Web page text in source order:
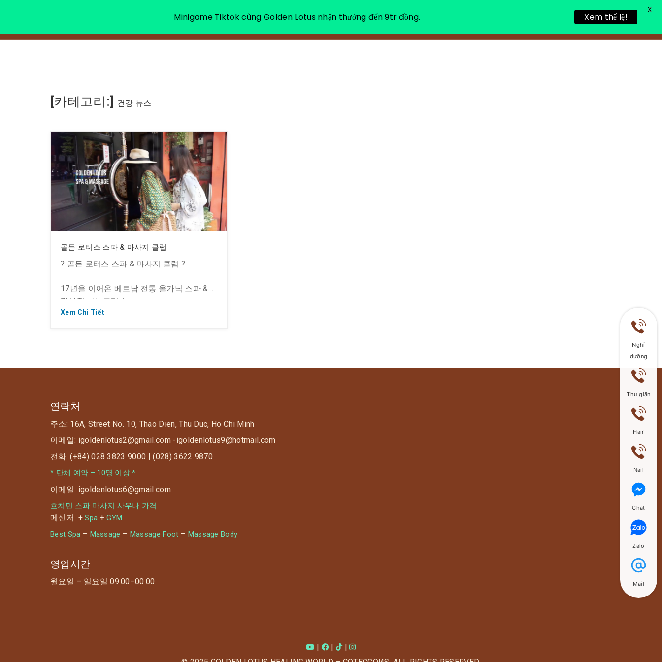
소개
[카테고리:] 건강 뉴스
골든 로터스 스파 & 마사지 클럽
? 골든 로터스 스파 & 마사지 클럽 ?
17년을 이어온 베트남 전통 올가닉 스파 &
마사지 골든로터스
? 16년간 베트남에서 고급 스파 매장 8곳 운
영중
? 청결한 시설 관리 및 고객 최우선 서비스
Xem Chi Tiết
연락처
주소: 16A, Street No. 10, Thao Dien, Thu Duc, Ho Chi Minh
이메일: igoldenlotus2@gmail.com -igoldenlotus9@hotmail.com
전화: (+84) 028 3823 9000 | (028) 3622 9870
* 단체 예약 – 10명 이상 *
이메일: igoldenlotus6@gmail.com
호치민 스파 마사지 사우나 가격
메신저: +Spa +GYM
Best Spa – Massage – Massage Foot – Massage Body
영업시간
월요일 – 일요일 09:00–00:00
|
Nghỉ
dưỡng
Thư giãn
Hair
Nail
Chat
Zalo
Mail
Minigame Tiktok cùng Golden Lotus nhận thưởng đến 9tr đồng. Xem thể lệ!
X